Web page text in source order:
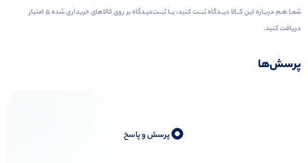
شمـا هـم دربـاره ایـن کــالا دیــدگاه ثبــت کنید، بــا ثبــت‌دیـدگاه بر روی کالاهای خریداری شده ۵ امتیاز
دریافت کنید.
پرسش‌ها
0پرسش و پاسخ